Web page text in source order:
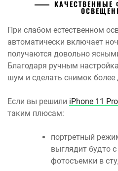
КАЧЕСТВЕННЫЕ
При слабом естественном
автоматически включает
получаются довольно
Благодаря ручным
шум и сделать снимок
Если вы решили iPhone 11
таким плюсам:
портретный
выглядит будто
фотосъемки в